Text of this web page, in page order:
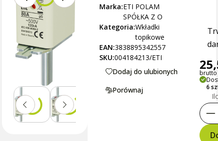
Marka:ETI POLAM
SPÓŁKA Z O
Kategoria:Wkładki
topikowe
EAN:3838895342557
SKU:004184213/ETI
Dodaj do ulubionych
Porównaj
brutto
6